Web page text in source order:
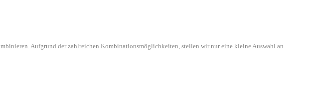
Aufgrund der zahlreichen Kombinationsmöglichkeiten, stellen wir nur eine kleine Auswahl an